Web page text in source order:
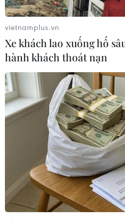
thơ giữa điện ảnh và văn học
Masterise Homes đồng hành
khách hàng trên toàn quốc
pháp tài chính ưu việt
07/08/2026 08:39
Việt Nam-Australia:
niềm tin, tăng cường hợp
tới tương lai
07/08/2026 06:18
Thông báo Kết luận của
vietnamplus.vn
Xe khách lao xuống hố
hành khách thoát nạn